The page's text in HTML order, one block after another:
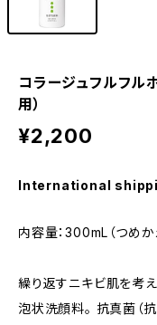
コラージュフルフ
用）
¥2,200
International
内容量：300mL（つめか
繰り返すニキビ肌を考
泡状洗顔料。 抗真菌（